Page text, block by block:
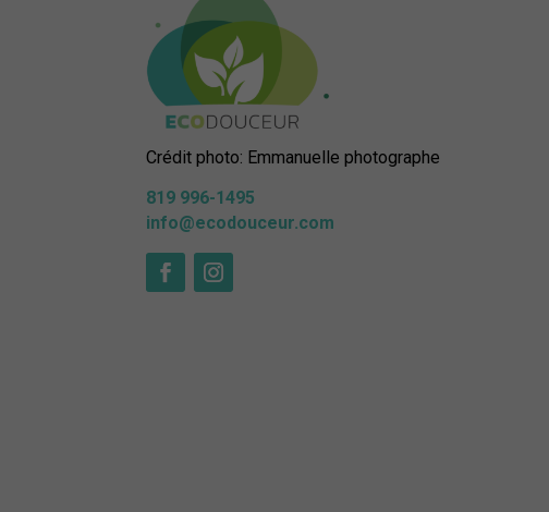
Crédit photo: Emmanuelle photographe
819 996-1495
info@ecodouceur.com